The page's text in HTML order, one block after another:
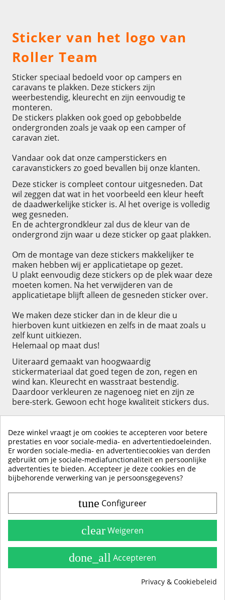
Sticker van het logo van
Roller Team
Sticker speciaal bedoeld voor op campers en
caravans te plakken. Deze stickers zijn
weerbestendig, kleurecht en zijn eenvoudig te
monteren.
De stickers plakken ook goed op gebobbelde
ondergronden zoals je vaak op een camper of
caravan ziet.
Vandaar ook dat onze camperstickers en
caravanstickers zo goed bevallen bij onze klanten.
Deze sticker is compleet contour uitgesneden. Dat
wil zeggen dat wat in het voorbeeld een kleur heeft
de daadwerkelijke sticker is. Al het overige is volledig
weg gesneden.
En de achtergrondkleur zal dus de kleur van de
ondergrond zijn waar u deze sticker op gaat plakken.
Om de montage van deze stickers makkelijker te
maken hebben wij er applicatietape op gezet.
U plakt eenvoudig deze stickers op de plek waar deze
moeten komen. Na het verwijderen van de
applicatietape blijft alleen de gesneden sticker over.
We maken deze sticker dan in de kleur die u
hierboven kunt uitkiezen en zelfs in de maat zoals u
zelf kunt uitkiezen.
Helemaal op maat dus!
Uiteraard gemaakt van hoogwaardig
stickermateriaal dat goed tegen de zon, regen en
wind kan. Kleurecht en wasstraat bestendig.
Daardoor verkleuren ze nagenoeg niet en zijn ze
bere-sterk. Gewoon echt hoge kwaliteit stickers dus.
KLIK HIER OM EEN ​​RECENSIE ACHTER TE LATEN
Deze winkel vraagt je om cookies te accepteren voor betere
prestaties en voor sociale-media- en advertentiedoeleinden.
Er worden sociale-media- en advertentiecookies van derden
gebruikt om je sociale-mediafunctionaliteit en persoonlijke
advertenties te bieden. Accepteer je deze cookies en de
bijbehorende verwerking van je persoonsgegevens?
tune Configureer
clearWeigeren
done_all Accepteren
Privacy & Cookiebeleid